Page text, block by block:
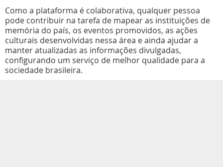
Como a plataforma é colaborativa, qualquer pessoa
pode contribuir na tarefa de mapear as instituições de
memória do país, os eventos promovidos, as ações
culturais desenvolvidas nessa área e ainda ajudar a
manter atualizadas as informações divulgadas,
configurando um serviço de melhor qualidade para a
sociedade brasileira.